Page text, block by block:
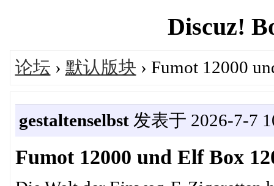
Discuz!
论坛 › 默认版块 › Fumot 12000
gestaltenselbst发表于 2026-7-7
Fumot 12000 und Elf Box